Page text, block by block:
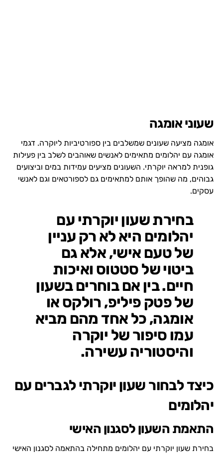
שעוני אומגה
אומגה מציעה שעונים שמשלבים בין ספורטיביות ליוקרה. דגמי
אומגה עם יהלומים מתאימים לאנשים שאוהבים לשלב בין פעילות
גופנית למראה יוקרתי. השעונים מציעים עמידות במים וביצועים
גבוהים, מה שהופך אותם למתאימים גם לספורטאים וגם לאנשי
עסקים.
בחירת שעון יוקרתי עם
יהלומים היא לא רק עניין
של טעם אישי, אלא גם
ביטוי של סטטוס ואיכות
חיים. בין אם בוחרים בשעון
של פטק פיליפ, רולקס או
אומגה, כל אחד מהם מביא
עמו סיפור של יוקרה
והיסטוריה עשירה.
כיצד לבחור שעון יוקרתי לגברים עם
יהלומים
התאמת השעון לסגנון האישי
בחירת שעון יוקרתי עם יהלומים מתחילה בהתאמה לסגנון האישי